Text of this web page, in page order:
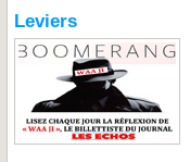
Leviers